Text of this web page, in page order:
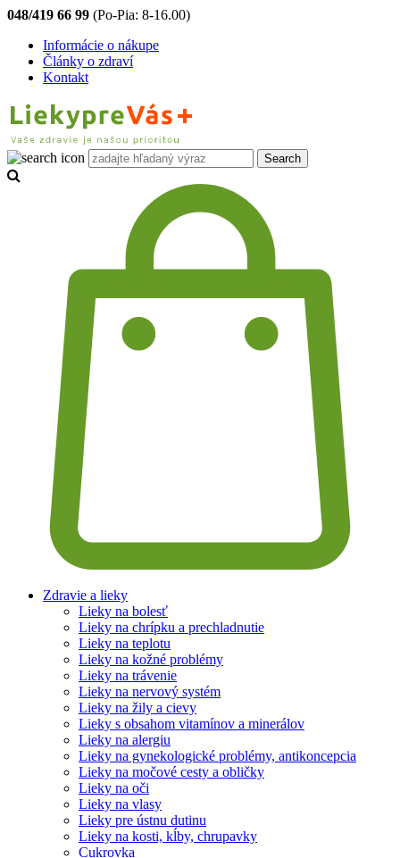
048/419 66 99 (Po-Pia: 8-16.00)
Informácie o nákupe
Články o zdraví
Kontakt
Zdravie a lieky
Lieky na bolesť
Lieky na chrípku a prechladnutie
Lieky na teplotu
Lieky na kožné problémy
Lieky na trávenie
Lieky na nervový systém
Lieky na žily a cievy
Lieky s obsahom vitamínov a minerálov
Lieky na alergiu
Lieky na gynekologické problémy, antikoncepcia
Lieky na močové cesty a obličky
Lieky na oči
Lieky na vlasy
Lieky pre ústnu dutinu
Lieky na kosti, kĺby, chrupavky
Cukrovka